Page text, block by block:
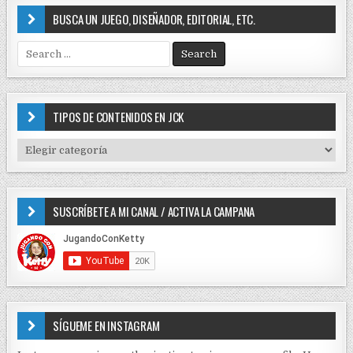
BUSCA UN JUEGO, DISEÑADOR, EDITORIAL, ETC.
e
a
r
f
r
:
TIPOS DE CONTENIDOS EN JCK
I
P
D
E
C
O
N
T
SUSCRÍBETE A MI CANAL / ACTIVA LA CAMPANA
SÍGUEME EN INSTAGRAM